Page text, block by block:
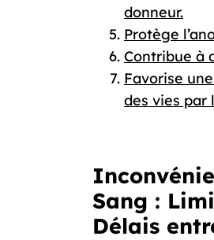
donneur.
Protège
Contribue à
Favorise
des vies par
Sang :
Délais